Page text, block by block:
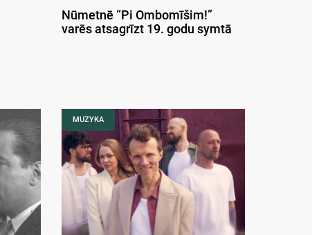
Nūmetnē “Pi Ombomīšim!”
varēs atsagrīzt 19. godu symtā
MUZYKA